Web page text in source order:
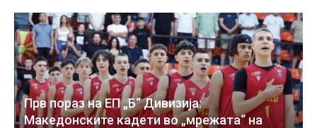
Прв пораз на ЕП „Б“ Дивизија:
Македонските кадети во „мрежата“ на